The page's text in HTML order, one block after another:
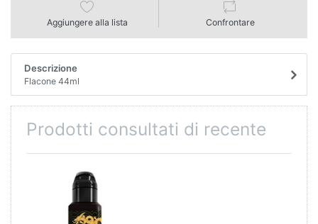
Aggiungere alla lista Confrontare
Descrizione
Flacone 44ml
Prodotti consultati di recente